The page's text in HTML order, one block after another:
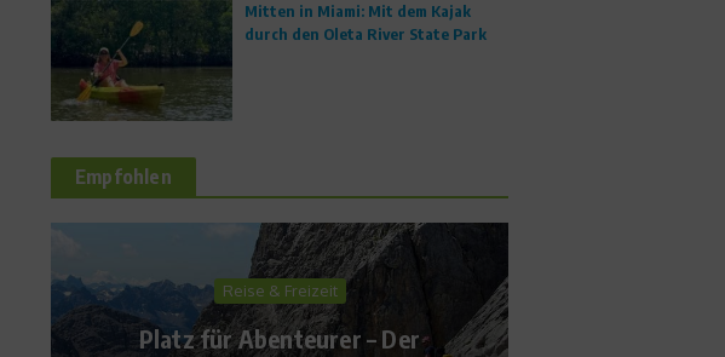
Mitten in Miami: Mit dem Kajak
durch den Oleta River State Park
Empfohlen
Produkttest
Schulsport: Weniger